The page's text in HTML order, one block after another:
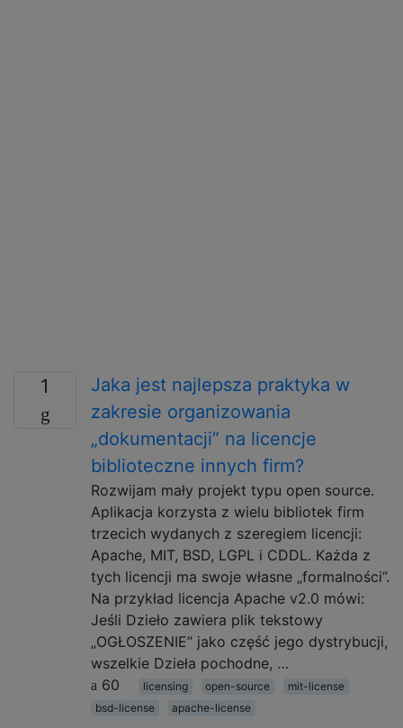
1
Jaka jest najlepsza praktyka w
zakresie organizowania
„dokumentacji” na licencje
biblioteczne innych firm?
Rozwijam mały projekt typu open source.
Aplikacja korzysta z wielu bibliotek firm
trzecich wydanych z szeregiem licencji:
Apache, MIT, BSD, LGPL i CDDL. Każda z
tych licencji ma swoje własne „formalności”.
Na przykład licencja Apache v2.0 mówi:
Jeśli Dzieło zawiera plik tekstowy
„OGŁOSZENIE” jako część jego dystrybucji,
wszelkie Dzieła pochodne, …
60
licensing open-source
mit-license
bsd-license
apache-license